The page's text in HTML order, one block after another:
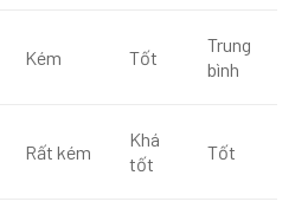
Kém Tốt
Trung
bình
Rất kém
Khá
tốt
Tốt